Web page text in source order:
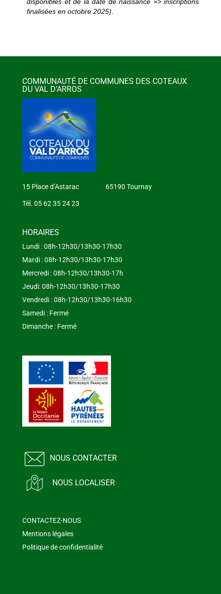
finalisées en octobre 2025)
COMMUNAUTÉ DE COMMUNES DES COTEAUX
DU VAL D’ARROS
15 Place d’Astarac 65190 Tournay
Tél. 05 62 35 24 23
HORAIRES
Lundi : 08h-12h30/13h30-17h30
Mardi : 08h-12h30/13h30-17h30
Mercredi : 08h-12h30/13h30-17h
Jeudi: 08h-12h30/13h30-17h30
Vendredi : 08h-12h30/13h30-16h30
Samedi : Fermé
Dimanche : Fermé
NOUS CONTACTER
NOUS LOCALISER
CONTACTEZ-NOUS
Mentions légales
Politique de confidentialité